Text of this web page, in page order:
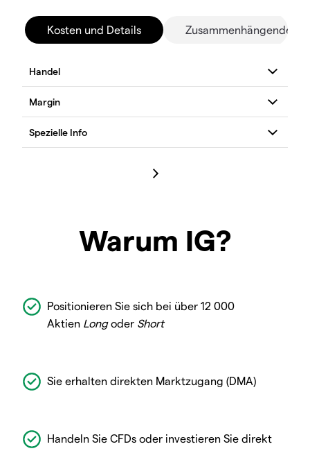
Kosten und Details Zusammenhängende
Warum IG?
Positionieren Sie sich bei über 12 000
Aktien Longoder Short
Sie erhalten direkten Marktzugang (DMA)
Handeln Sie CFDs oder investieren Sie direkt